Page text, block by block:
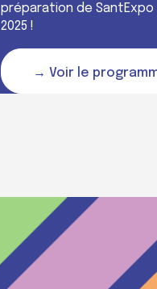
préparation de SantExpo
2025 !
→ Voir le